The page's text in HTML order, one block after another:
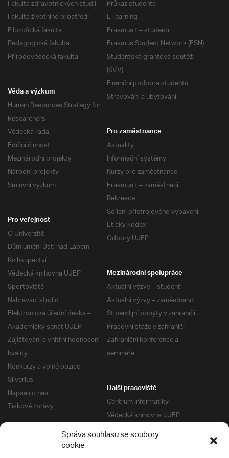
Správa souhlasu se soubory
cookie
Fakulta zdravotnických studií
Fakulta životního prostředí
Filozofická fakulta
Pedagogická fakulta
Přírodovědecká fakulta
Průkaz studenta
E-learning
Erasmus+ – studenti
Erasmus Student Network (ESN)
Studentská grantová soutěž
(SVV)
Finanční podpora studentů
Stravování a ubytování
Věda a výzkum
Human Resources Strategy for
Researchers
Vědecká rada
Ediční činnost
Mezinárodní projekty
Národní projekty
Smluvní výzkum
Pro zaměstnance
Aktuality
Informační systémy
Kurzy pro zaměstnance
Erasmus+ – zaměstnaci
Rekreace
Sdílení přístrojového vybavení
Etický kodex
Odbory UJEP
Pro veřejnost
O Univerzitě
Dům umění Ústí nad Labem
Knihkupectví
Vědecká knihovna UJEP
Sportoviště
Nahrávací studio
Elektronická úřední deska –
Akademický senát UJEP
Zajišťování a vnitřní hodnocení
kvality
Konkurzy a volné pozice
Silverius
Napsali o nás
Tiskové zprávy
Mezinárodní spolupráce
Aktuální výzvy – studenti
Aktuální výzvy – zaměstnanci
Stipendijní pobyty v zahraničí
Pracovní stáže v zahraničí
Zahraniční konference a
semináře
Další pracoviště
Centrum Informatiky
Vědecká knihovna UJEP
Správa kolejí a menz
Univerzitní centrum podpory